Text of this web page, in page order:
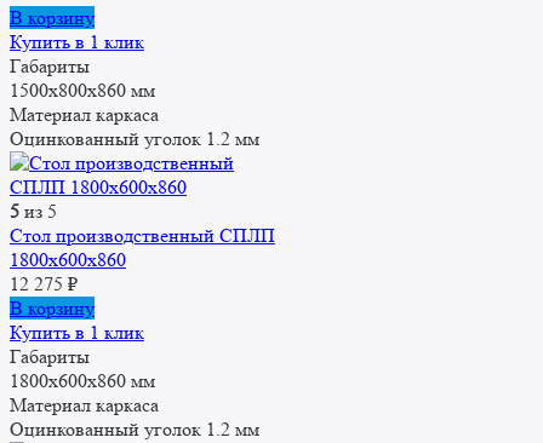
В корзину
Купить в 1 клик
Габариты
1500x800x860 мм
Материал каркаса
Оцинкованный уголок 1.2 мм
5 из 5
Стол производственный СПЛП
1800х600х860
12 275 ₽
В корзину
Купить в 1 клик
Габариты
1800x600x860 мм
Материал каркаса
Оцинкованный уголок 1.2 мм